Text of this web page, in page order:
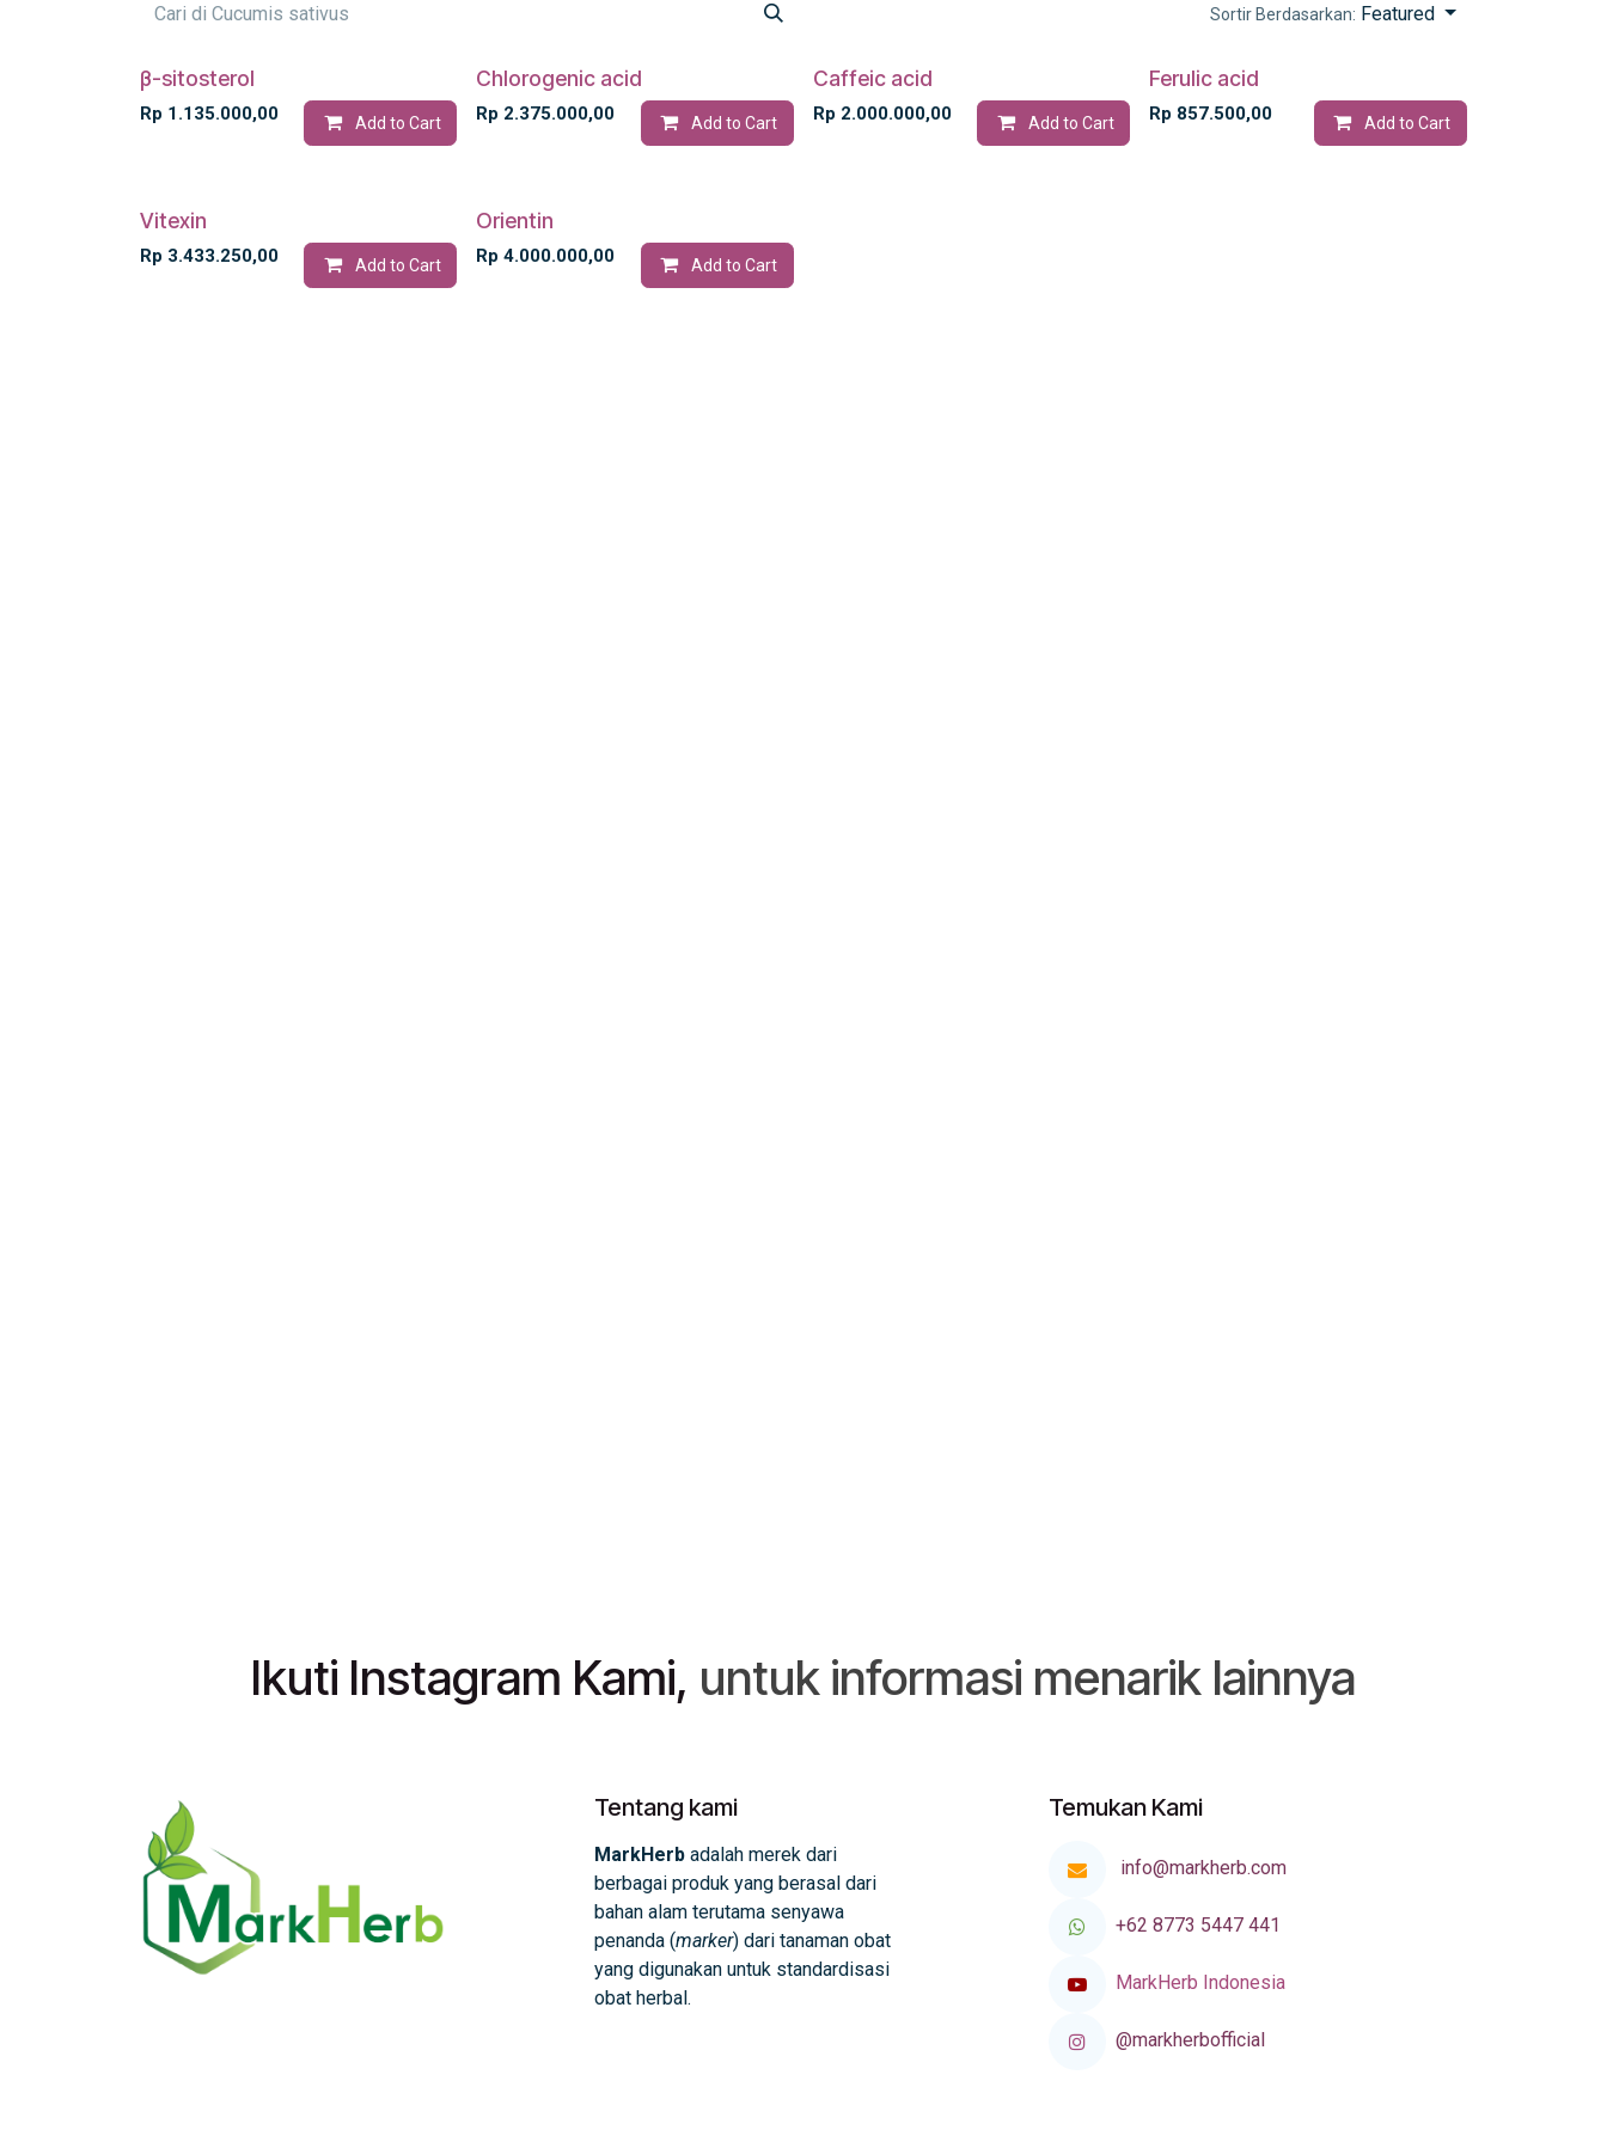
Sortir Berdasarkan: Featured
β-sitosterol
Rp 1.135.000,00 Add to Cart
Chlorogenic acid
Rp 2.375.000,00 Add to Cart
Caffeic acid
Rp 2.000.000,00 Add to Cart
Ferulic acid
Rp 857.500,00 Add to Cart
Vitexin
Rp 3.433.250,00 Add to Cart Contact Us
Orientin
Rp4.000.000,00 Add to Cart
Ikuti Instagram Kami, untuk informasi menarik lainnya
Tentang kami
MarkHerb adalah merek dari
berbagai produk yang berasal dari
bahan alam terutama senyawa
penanda (marker) dari tanaman obat
yang digunakan untuk standardisasi
obat herbal.
Temukan Kami
info@markherb.com
+62 8773 5447 441
MarkHerb Indonesia
@markherbofficial